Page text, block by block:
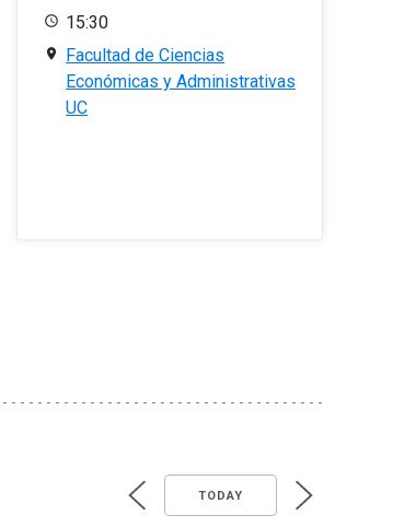
15:30
Facultad de Ciencias
Económicas y Administrativas
UC
TODAY